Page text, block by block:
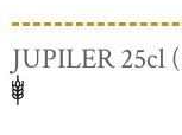
JUPILER 25cl